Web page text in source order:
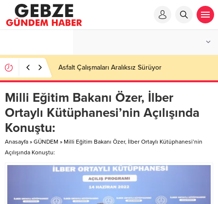
Ortaöğretime Geçiş Tercih ve Yerleştirme Kılavuzu
yayımlandı – Nefes Gazetesi – Kocaeli Haber
Milli Eğitim Bakanı Özer, İlber
Ortaylı Kütüphanesi’nin Açılışında
Konuştu:
Anasayfa » GÜNDEM » Milli Eğitim Bakanı Özer, İlber Ortaylı Kütüphanesi’nin
Açılışında Konuştu: